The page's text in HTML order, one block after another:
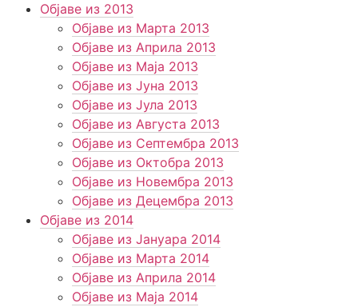
Објаве из 2013
Објаве из Марта 2013
Објаве из Априла 2013
Објаве из Маја 2013
Објаве из Јунa 2013
Објаве из Јула 2013
Објаве из Августа 2013
Објаве из Септембра 2013
Објаве из Октобра 2013
Објаве из Новембра 2013
Објаве из Децембра 2013
Објаве из 2014
Објаве из Јануара 2014
Објаве из Марта 2014
Објаве из Априла 2014
Објаве из Маја 2014